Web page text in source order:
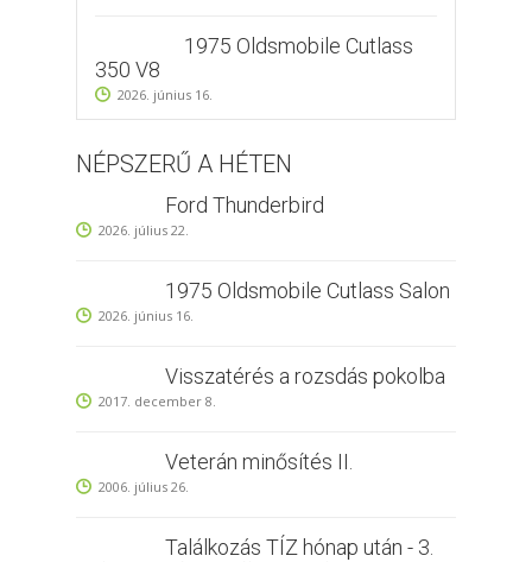
1975 Oldsmobile Cutlass
350 V8
2026. június 16.
NÉPSZERŰ A HÉTEN
Ford Thunderbird
2026. július 22.
1975 Oldsmobile Cutlass Salon
2026. június 16.
Visszatérés a rozsdás pokolba
2017. december 8.
Veterán minősítés II.
2006. július 26.
Találkozás TÍZ hónap után - 3.